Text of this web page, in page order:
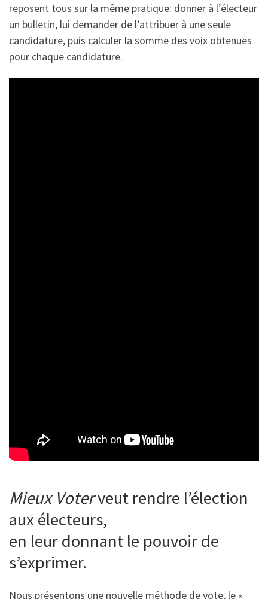
reposent tous sur la même pratique: donner à l’électeur
un bulletin, lui demander de l’attribuer à une seule
candidature, puis calculer la somme des voix obtenues
pour chaque candidature.
Mieux Voterveut rendre l’élection
aux électeurs,
en leur donnant le pouvoir de
s’exprimer.
Nous présentons une nouvelle méthode de vote, le «